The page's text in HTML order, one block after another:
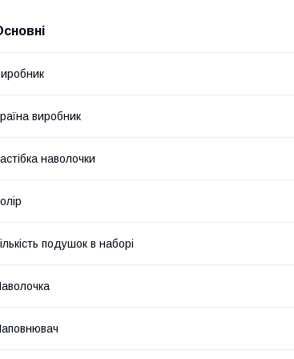
виробник
наволочки
подушок в наборі